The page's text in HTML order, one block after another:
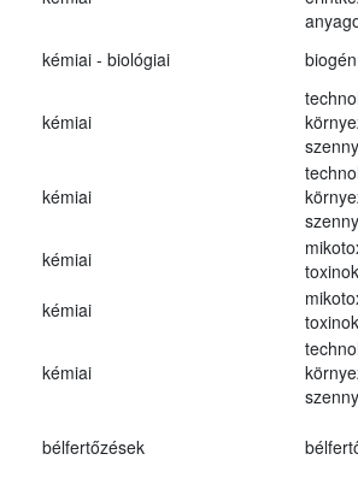
kémiai - biológiai
kémiai
kémiai
kémiai
toxinok
kémiai
toxinok
kémiai
bélfertőzések